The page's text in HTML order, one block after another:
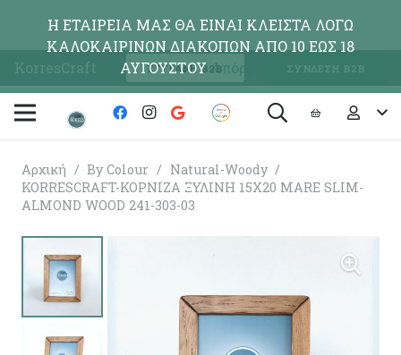
KorresCraft ΕΓΓΡΑΦΗ Β2Β ΣΥΝΔΕΣΗ Β2Β
Αρχική / By Colour / Natural-Woody /
KORRESCRAFT-ΚΟΡΝΙΖΑ ΞΥΛΙΝΗ 15X20 MARE SLIM-
ALMOND WOOD 241-303-03
Η ΕΤΑΙΡΕΙΑ ΜΑΣ ΘΑ ΕΙΝΑΙ ΚΛΕΙΣΤΑ ΛΟΓΩ
ΚΑΛΟΚΑΙΡΙΝΩΝ ΔΙΑΚΟΠΩΝ ΑΠΟ 10 ΕΩΣ 18
ΑΥΓΟΥΣΤΟΥΑπόρριψη